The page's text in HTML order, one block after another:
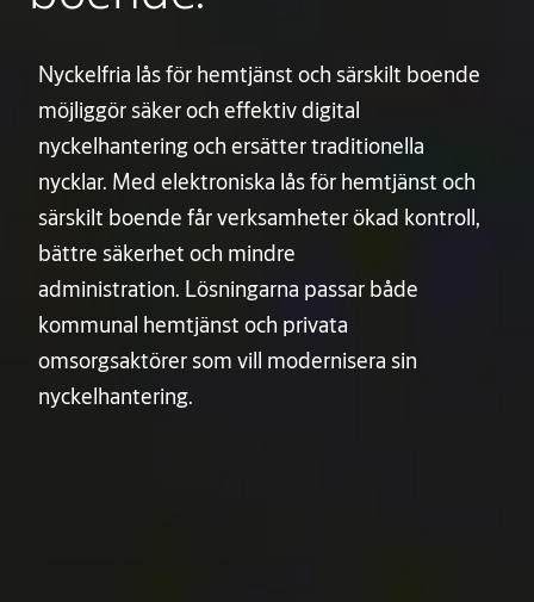
Nyckelfria lås för hemtjänst och särskilt boende
möjliggör säker och effektiv digital
nyckelhantering och ersätter traditionella
nycklar. Med elektroniska lås för hemtjänst och
särskilt boende får verksamheter ökad kontroll,
bättre säkerhet och mindre
administration. Lösningarna passar både
kommunal hemtjänst och privata
omsorgsaktörer som vill modernisera sin
nyckelhantering.